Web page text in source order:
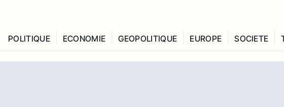
POLITIQUE ECONOMIE GEOPOLITIQUE EUROPE SOCIETE